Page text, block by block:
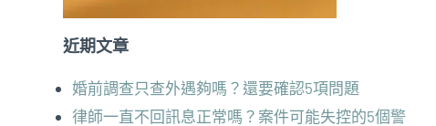
近期文章
婚前調查只查外遇夠嗎？還要確認5項問題
律師一直不回訊息正常嗎？案件可能失控的5個警